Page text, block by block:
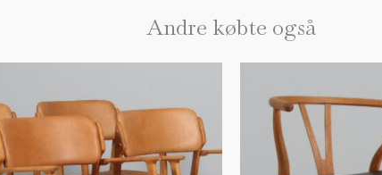
Andre købte også